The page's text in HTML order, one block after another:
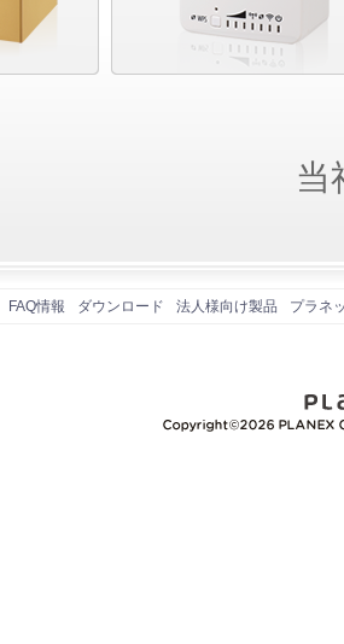
当
FAQ情報 ダウンロード 法人様向け製品 プラネ